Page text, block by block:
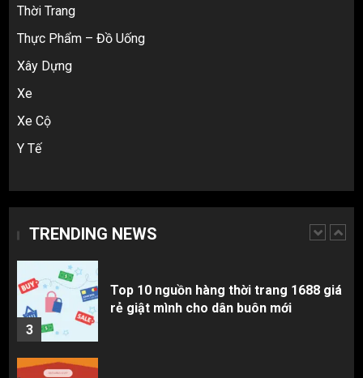
Thời Trang
Thực Phẩm – Đồ Uống
Xây Dựng
Xe
Xe Cộ
Y Tế
TRENDING NEWS
5
2
3 sai lầm chí mạng khiến người mới
nhập hàng Trung Quốc bị lỗ vốn, ôm sô
3
Top 10 nguồn hàng thời trang 1688 giá
rẻ giật mình cho dân buôn mới